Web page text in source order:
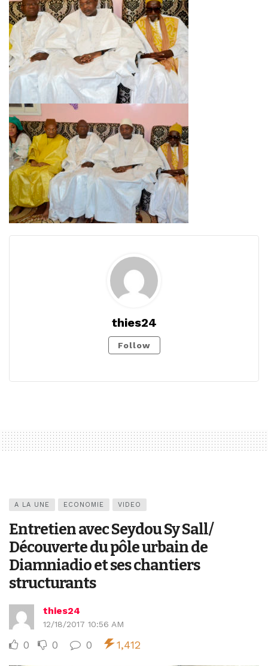
thies24
Follow
A LA UNE ECONOMIE VIDEO
Entretien avec Seydou Sy Sall/
Découverte du pôle urbain de
Diamniadio et ses chantiers
structurants
thies24
12/18/2017 10:56 AM
0 0 0 1,412